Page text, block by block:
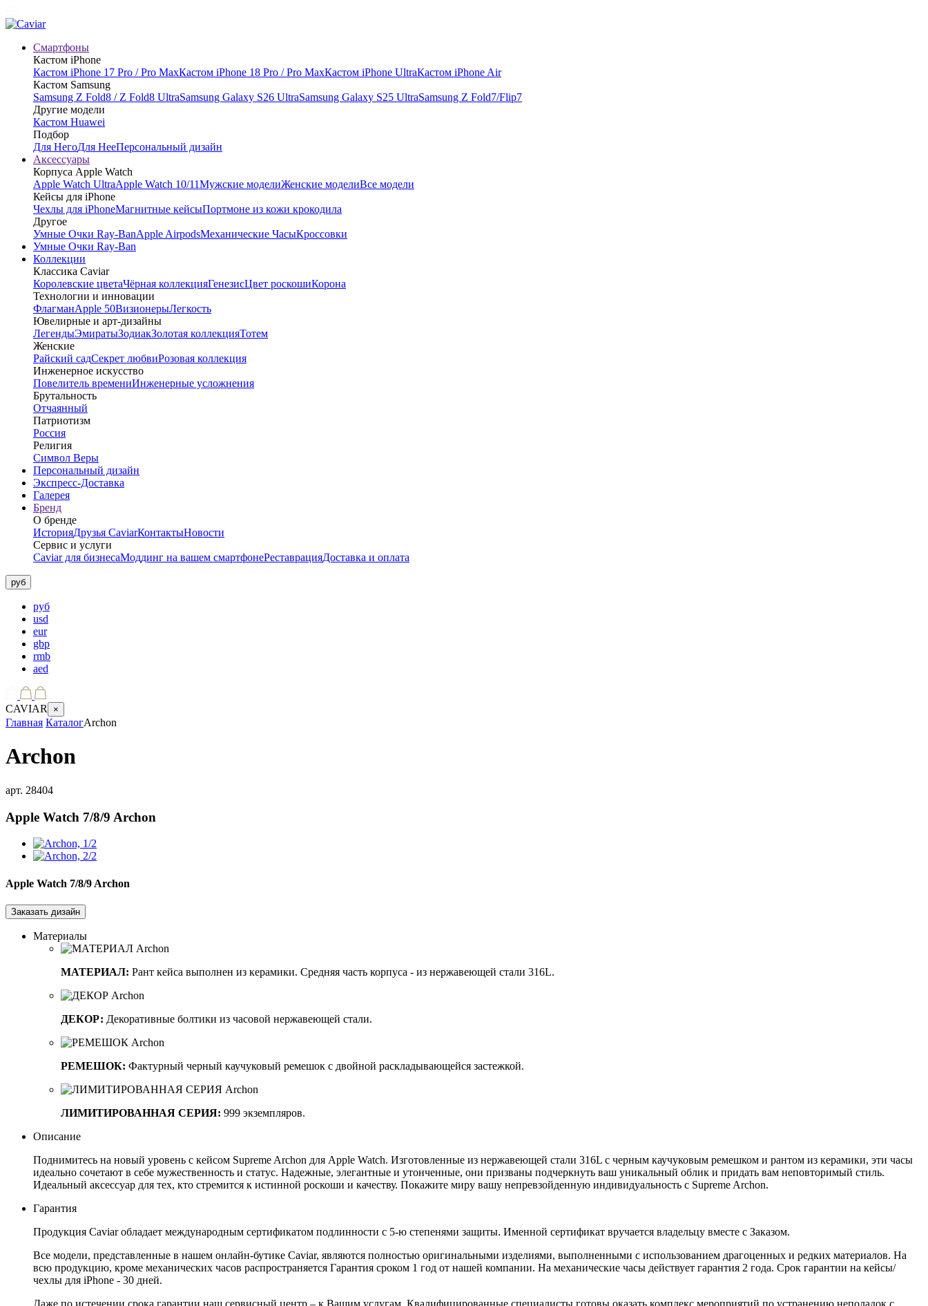
Смартфоны
Кастом iPhone
Кастом iPhone 17 Pro / Pro MaxКастом iPhone 18 Pro / Pro MaxКастом iPhone UltraКастом iPhone Air
Кастом Samsung
Samsung Z Fold8 / Z Fold8 UltraSamsung Galaxy S26 UltraSamsung Galaxy S25 UltraSamsung Z Fold7/Flip7
Другие модели
Кастом Huawei
Подбор
Для НегоДля НееПерсональный дизайн
Аксессуары
Корпуса Apple Watch
Apple Watch UltraApple Watch 10/11Мужские моделиЖенские моделиВсе модели
Кейсы для iPhone
Чехлы для iPhoneМагнитные кейсыПортмоне из кожи крокодила
Другое
Умные Очки Ray-BanApple AirpodsМеханические ЧасыКроссовки
Умные Очки Ray-Ban
Коллекции
Классика Caviar
Королевские цветаЧёрная коллекцияГенезисЦвет роскошиКорона
Технологии и инновации
ФлагманApple 50ВизионерыЛегкость
Ювелирные и арт-дизайны
ЛегендыЭмиратыЗодиакЗолотая коллекцияТотем
Женские
Райский садСекрет любвиРозовая коллекция
Инженерное искусство
Повелитель времениИнженерные усложнения
Брутальность
Отчаянный
Патриотизм
Россия
Религия
Символ Веры
Персональный дизайн
Экспресс-Доставка
Галерея
Бренд
О бренде
ИсторияДрузья CaviarКонтактыНовости
Сервис и услуги
Caviar для бизнесаМоддинг на вашем смартфонеРеставрацияДоставка и оплата
руб
руб
usd
eur
gbp
rmb
aed
CAVIAR ×
Главная КаталогArchon
Archon
арт. 28404
Apple Watch 7/8/9 Archon
Apple Watch 7/8/9 Archon
Заказать дизайн
Материалы
МАТЕРИАЛ: Рант кейса выполнен из керамики. Средняя часть корпуса - из нержавеющей стали 316L.
ДЕКОР: Декоративные болтики из часовой нержавеющей стали.
РЕМЕШОК: Фактурный черный каучуковый ремешок с двойной раскладывающейся застежкой.
ЛИМИТИРОВАННАЯ СЕРИЯ: 999 экземпляров.
Описание
Поднимитесь на новый уровень с кейсом Supreme Archon для Apple Watch. Изготовленные из нержавеющей стали 316L с черным каучуковым ремешком и рантом из керамики, эти часы
идеально сочетают в себе мужественность и статус. Надежные, элегантные и утонченные, они призваны подчеркнуть ваш уникальный облик и придать вам неповторимый стиль.
Идеальный аксессуар для тех, кто стремится к истинной роскоши и качеству. Покажите миру вашу непревзойденную индивидуальность с Supreme Archon.
Гарантия
Продукция Caviar обладает международным сертификатом подлинности с 5-ю степенями защиты. Именной сертификат вручается владельцу вместе с Заказом.
Все модели, представленные в нашем онлайн-бутике Caviar, являются полностью оригинальными изделиями, выполненными с использованием драгоценных и редких материалов. На
всю продукцию, кроме механических часов распространяется Гарантия сроком 1 год от нашей компании. На механические часы действует гарантия 2 года. Срок гарантии на кейсы/
чехлы для iPhone - 30 дней.
Даже по истечении срока гарантии наш сервисный центр – к Вашим услугам. Квалифицированные специалисты готовы оказать комплекс мероприятий по устранению неполадок с